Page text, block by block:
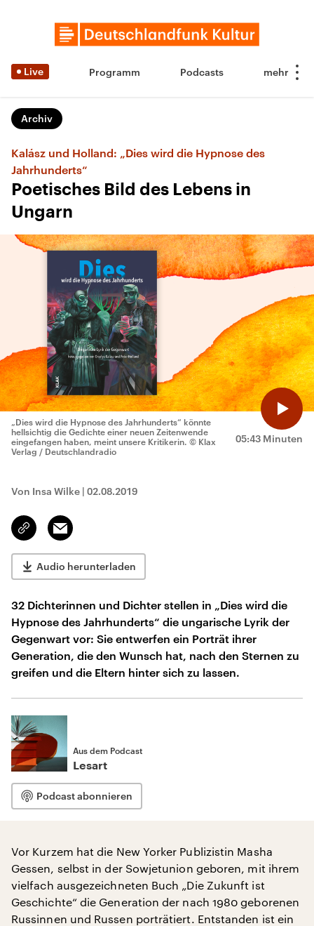
Live Programm Podcasts
Archiv
Kalász und Holland: „Dies wird die Hypnose des
Jahrhunderts“
Poetisches Bild des Lebens in
Ungarn
05:43 Minuten
„Dies wird die Hypnose des Jahrhunderts“ könnte
hellsichtig die Gedichte einer neuen Zeitenwende
eingefangen haben, meint unsere Kritikerin. © Klax
Verlag / Deutschlandradio
Von Insa Wilke | 02.08.2019
Link
kopieren/teilen
Email
Audio herunterladen
32 Dichterinnen und Dichter stellen in „Dies wird die
Hypnose des Jahrhunderts“ die ungarische Lyrik der
Gegenwart vor: Sie entwerfen ein Porträt ihrer
Generation, die den Wunsch hat, nach den Sternen zu
greifen und die Eltern hinter sich zu lassen.
Aus dem Podcast
Lesart
Podcast abonnieren
Vor Kurzem hat die New Yorker Publizistin Masha
Gessen, selbst in der Sowjetunion geboren, mit ihrem
vielfach ausgezeichneten Buch „Die Zukunft ist
Geschichte“ die Generation der nach 1980 geborenen
Russinnen und Russen porträtiert. Entstanden ist ein